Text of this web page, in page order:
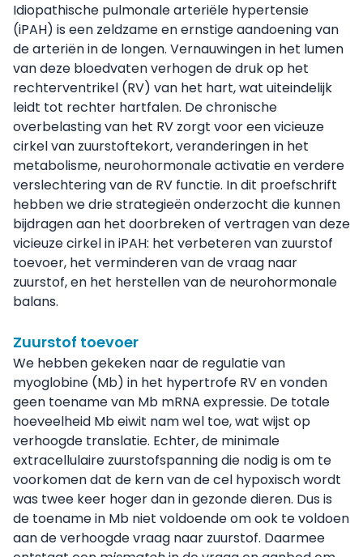
Idiopathische pulmonale arteriële hypertensie
(iPAH) is een zeldzame en ernstige aandoening van
de arteriën in de longen. Vernauwingen in het lumen
van deze bloedvaten verhogen de druk op het
rechterventrikel (RV) van het hart, wat uiteindelijk
leidt tot rechter hartfalen. De chronische
overbelasting van het RV zorgt voor een vicieuze
cirkel van zuurstoftekort, veranderingen in het
metabolisme, neurohormonale activatie en verdere
verslechtering van de RV functie. In dit proefschrift
hebben we drie strategieën onderzocht die kunnen
bijdragen aan het doorbreken of vertragen van deze
vicieuze cirkel in iPAH: het verbeteren van zuurstof
toevoer, het verminderen van de vraag naar
zuurstof, en het herstellen van de neurohormonale
balans.
Zuurstof toevoer
We hebben gekeken naar de regulatie van
myoglobine (Mb) in het hypertrofe RV en vonden
geen toename van Mb mRNA expressie. De totale
hoeveelheid Mb eiwit nam wel toe, wat wijst op
verhoogde translatie. Echter, de minimale
extracellulaire zuurstofspanning die nodig is om te
voorkomen dat de kern van de cel hypoxisch wordt
was twee keer hoger dan in gezonde dieren. Dus is
de toename in Mb niet voldoende om ook te voldoen
aan de verhoogde vraag naar zuurstof. Daarmee